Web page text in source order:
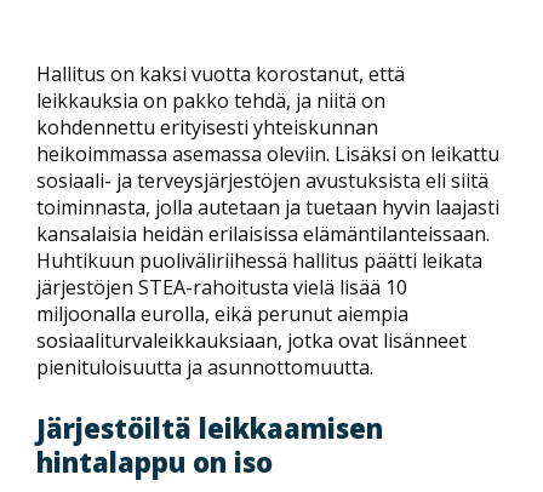
Hallitus on kaksi vuotta korostanut, että
leikkauksia on pakko tehdä, ja niitä on
kohdennettu erityisesti yhteiskunnan
heikoimmassa asemassa oleviin. Lisäksi on leikattu
sosiaali- ja terveysjärjestöjen avustuksista eli siitä
toiminnasta, jolla autetaan ja tuetaan hyvin laajasti
kansalaisia heidän erilaisissa elämäntilanteissaan.
Huhtikuun puoliväliriihessä hallitus päätti leikata
järjestöjen STEA-rahoitusta vielä lisää 10
miljoonalla eurolla, eikä perunut aiempia
sosiaaliturvaleikkauksiaan, jotka ovat lisänneet
pienituloisuutta ja asunnottomuutta.
Järjestöiltä leikkaamisen
hintalappu on iso